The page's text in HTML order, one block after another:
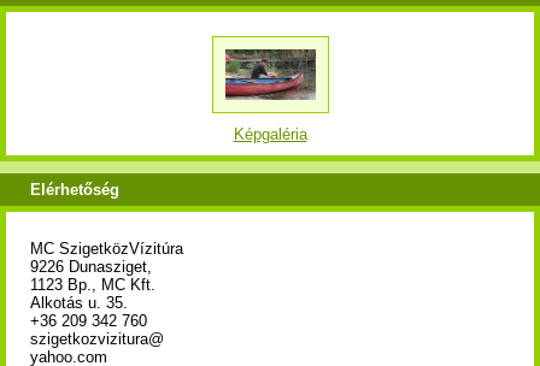
Képgaléria
Elérhetőség
MC SzigetközVízitúra
9226 Dunasziget,
1123 Bp., MC Kft.
Alkotás u. 35.
+36 209 342 760
szigetkozvizitura@
yahoo.com